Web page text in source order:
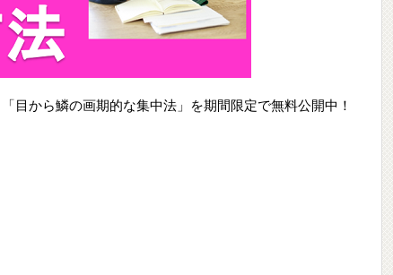
目から鱗の画期的な集中法」を期間限定で無料公開中！